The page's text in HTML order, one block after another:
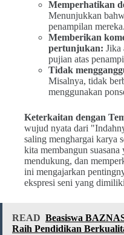
Memperhatikan
Menunjukkan
penampilan mereka.
Memberikan
pertunjukan: Jika
pujian atas
Tidak
Misalnya, tidak
menggunakan
Keterkaitan dengan
wujud nyata dari
saling menghargai karya
kita membangun
mendukung, dan
ini mengajarkan
ekspresi seni yang
READ Beasiswa
Raih Pendidikan